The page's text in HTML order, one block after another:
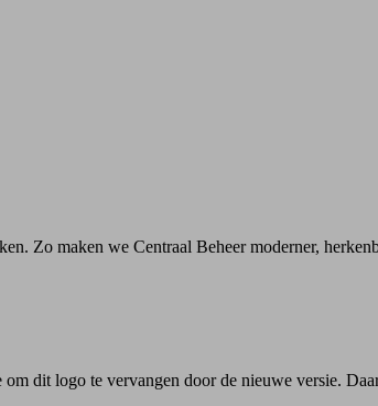
Zo maken we Centraal Beheer moderner,
dit logo te vervangen door de nieuwe versie.